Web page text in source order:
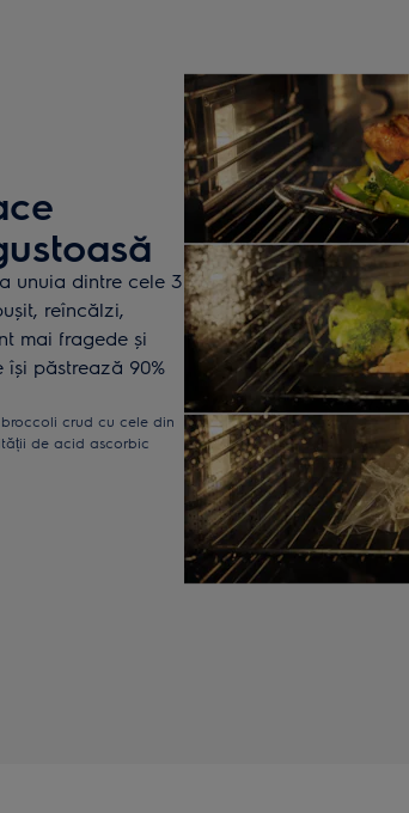
unuia dintre cele 3
reîncălzi,
mai fragede și
păstrează 90%
crud cu cele din
de acid ascorbic